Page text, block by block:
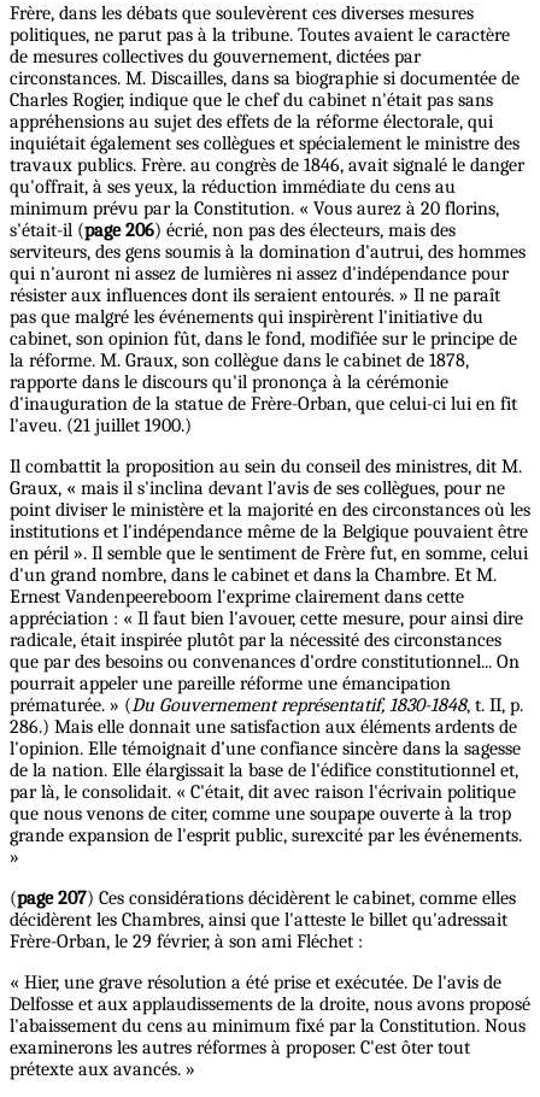
Frère, dans les débats que soulevèrent ces diverses mesures
politiques, ne parut pas à la tribune. Toutes avaient le caractère
de mesures collectives du gouvernement, dictées par
circonstances. M. Discailles, dans sa biographie si documentée de
Charles Rogier, indique que le chef du cabinet n'était pas sans
appréhensions au sujet des effets de la réforme électorale, qui
inquiétait également ses collègues et spécialement le ministre des
travaux publics. Frère. au congrès de 1846, avait signalé le danger
qu'offrait, à ses yeux, la réduction immédiate du cens au
minimum prévu par la Constitution. « Vous aurez à 20 florins,
s'était-il (page 206) écrié, non pas des électeurs, mais des
serviteurs, des gens soumis à la domination d'autrui, des hommes
qui n'auront ni assez de lumières ni assez d'indépendance pour
résister aux influences dont ils seraient entourés. » Il ne paraît
pas que malgré les événements qui inspirèrent l'initiative du
cabinet, son opinion fût, dans le fond, modifiée sur le principe de
la réforme. M. Graux, son collègue dans le cabinet de 1878,
rapporte dans le discours qu'il prononça à la cérémonie
d'inauguration de la statue de Frère-Orban, que celui-ci lui en fit
l'aveu. (21 juillet 1900.)
Il combattit la proposition au sein du conseil des ministres, dit M.
Graux, « mais il s'inclina devant l'avis de ses collègues, pour ne
point diviser le ministère et la majorité en des circonstances où les
institutions et l'indépendance même de la Belgique pouvaient être
en péril ». Il semble que le sentiment de Frère fut, en somme, celui
d'un grand nombre, dans le cabinet et dans la Chambre. Et M.
Ernest Vandenpeereboom l'exprime clairement dans cette
appréciation : « Il faut bien l'avouer, cette mesure, pour ainsi dire
radicale, était inspirée plutôt par la nécessité des circonstances
que par des besoins ou convenances d'ordre constitutionnel... On
pourrait appeler une pareille réforme une émancipation
prématurée. » (Du Gouvernement représentatif, 1830-1848, t. II, p.
286.) Mais elle donnait une satisfaction aux éléments ardents de
l'opinion. Elle témoignait d’une confiance sincère dans la sagesse
de la nation. Elle élargissait la base de l'édifice constitutionnel et,
par là, le consolidait. « C'était, dit avec raison l'écrivain politique
que nous venons de citer, comme une soupape ouverte à la trop
grande expansion de l'esprit public, surexcité par les événements.
»
(page 207) Ces considérations décidèrent le cabinet, comme elles
décidèrent les Chambres, ainsi que l'atteste le billet qu'adressait
Frère-Orban, le 29 février, à son ami Fléchet :
« Hier, une grave résolution a été prise et exécutée. De l'avis de
Delfosse et aux applaudissements de la droite, nous avons proposé
l'abaissement du cens au minimum fixé par la Constitution. Nous
examinerons les autres réformes à proposer. C'est ôter tout
prétexte aux avancés. »